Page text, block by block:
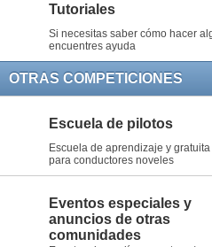
Tutoriales
Si necesitas saber cómo hacer
encuentres ayuda
OTRAS COMPETICIONES
Escuela de pilotos
Escuela de aprendizaje y
para conductores noveles
Eventos especiales y
anuncios de otras
comunidades